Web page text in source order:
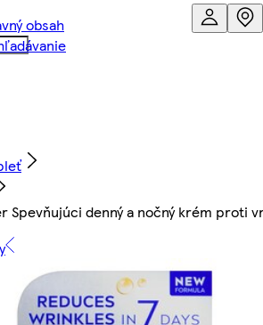
obsah
Spevňujúci denný a nočný krém proti